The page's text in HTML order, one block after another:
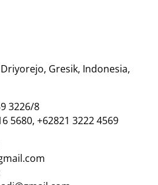
Gresik, Indonesia,
3226/8
+62821 3222 4569